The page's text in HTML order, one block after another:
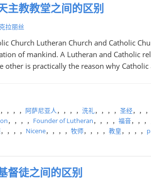
主教教堂之间的区别
克拉丽丝
Church Lutheran Church and Catholic
of mankind. A Lutheran and Catholic
other is practically the reason why
，，，， 阿萨尼亚人，，，， 洗礼，，，， 圣经，，
，，，， Founder of Lutheran，，，， 福音，，
，，，， Nicene，，，， 牧师，，，， 教皇，，，，
督徒之间的区别